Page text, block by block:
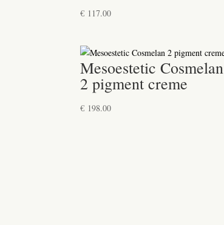
€ 117.00
Mesoestetic Cosmelan
2 pigment creme
€ 198.00